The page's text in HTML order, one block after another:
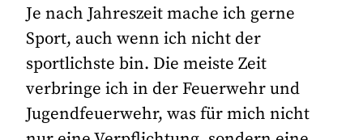
Je nach Jahreszeit mache ich gerne
Sport, auch wenn ich nicht der
sportlichste bin. Die meiste Zeit
verbringe ich in der Feuerwehr und
Jugendfeuerwehr, was für mich nicht